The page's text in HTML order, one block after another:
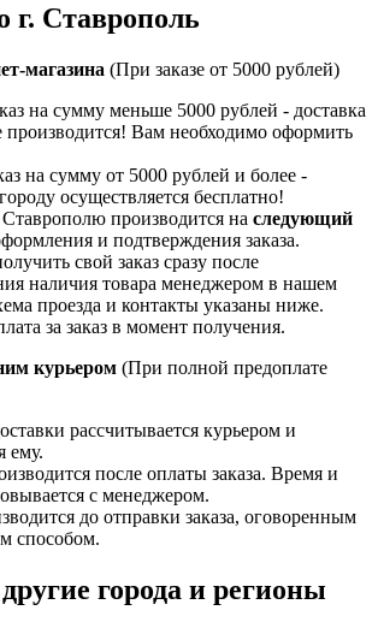
г. Ставрополь
магазина (При заказе от 5000 рублей)
на сумму меньше 5000 рублей - доставка
производится! Вам необходимо оформить
на сумму от 5000 рублей и более -
осуществляется бесплатно!
производится на следующий
и подтверждения заказа.
свой заказ сразу после
наличия товара менеджером в нашем
проезда и контакты указаны ниже.
за заказ в момент получения.
курьером (При полной предоплате
рассчитывается курьером и
ему.
после оплаты заказа. Время и
с менеджером.
до отправки заказа, оговоренным
способом.
города и регионы